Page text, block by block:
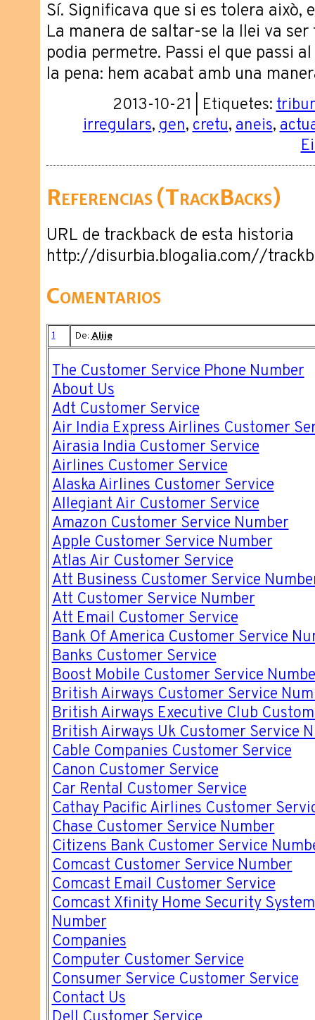
Sí. Significava que si es tolera això,
La manera de saltar-se la llei va
podia permetre. Passi el que passi
la pena: hem acabat amb una
2013-10-21 | Etiquetes:
irregulars,gen,cretu,aneis,
Referencias (TrackBacks)
URL de trackback de esta historia
http://disurbia.blogalia.com//
Comentarios
1 De: Aliie
The Customer Service Phone Number
About Us
Adt Customer Service
Air India Express Airlines Customer
Airasia India Customer Service
Airlines Customer Service
Alaska Airlines Customer Service
Allegiant Air Customer Service
Amazon Customer Service Number
Apple Customer Service Number
Atlas Air Customer Service
Att Business Customer Service
Att Customer Service Number
Att Email Customer Service
Bank Of America Customer Service
Banks Customer Service
Boost Mobile Customer Service
British Airways Customer Service
British Airways Executive Club
British Airways Uk Customer Service
Cable Companies Customer Service
Canon Customer Service
Car Rental Customer Service
Cathay Pacific Airlines Customer
Chase Customer Service Number
Citizens Bank Customer Service
Comcast Customer Service Number
Comcast Email Customer Service
Comcast Xfinity Home Security
Number
Companies
Computer Customer Service
Consumer Service Customer Service
Contact Us